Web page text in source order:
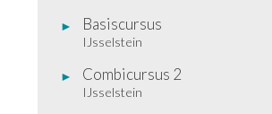
Basiscursus
IJsselstein
Combicursus 2
IJsselstein